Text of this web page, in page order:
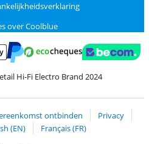
over Coolblue
Visa via ClickToPay
Betalen met PayPal
Hi-Fi Electro Brand 2024
ontbinden
Privacy
(EN)
Français (FR)